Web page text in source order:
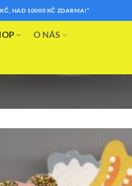
NAD 10000 KČ ZDARMA!“
O NÁS